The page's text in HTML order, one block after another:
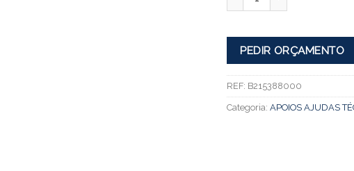
PEDIR ORÇAMENTO
REF: B215388000
Categoria: APOIOS AJUDAS